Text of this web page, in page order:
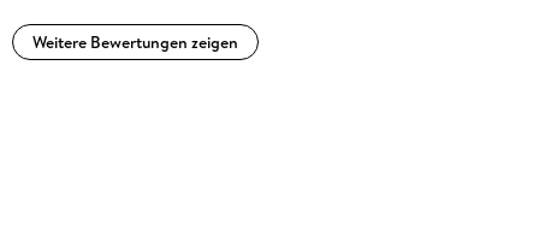
Weitere Bewertungen zeigen